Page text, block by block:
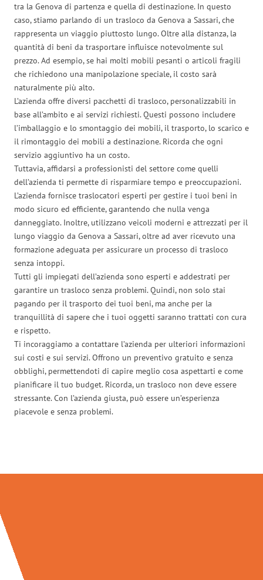
tra la Genova di partenza e quella di destinazione. In questo
caso, stiamo parlando di un trasloco da Genova a Sassari, che
rappresenta un viaggio piuttosto lungo. Oltre alla distanza, la
quantità di beni da trasportare influisce notevolmente sul
prezzo. Ad esempio, se hai molti mobili pesanti o articoli fragili
che richiedono una manipolazione speciale, il costo sarà
naturalmente più alto.
L’azienda offre diversi pacchetti di trasloco, personalizzabili in
base all’ambito e ai servizi richiesti. Questi possono includere
l’imballaggio e lo smontaggio dei mobili, il trasporto, lo scarico e
il rimontaggio dei mobili a destinazione. Ricorda che ogni
servizio aggiuntivo ha un costo.
Tuttavia, affidarsi a professionisti del settore come quelli
dell’azienda ti permette di risparmiare tempo e preoccupazioni.
L’azienda fornisce traslocatori esperti per gestire i tuoi beni in
modo sicuro ed efficiente, garantendo che nulla venga
danneggiato. Inoltre, utilizzano veicoli moderni e attrezzati per il
lungo viaggio da Genova a Sassari, oltre ad aver ricevuto una
formazione adeguata per assicurare un processo di trasloco
senza intoppi.
Tutti gli impiegati dell’azienda sono esperti e addestrati per
garantire un trasloco senza problemi. Quindi, non solo stai
pagando per il trasporto dei tuoi beni, ma anche per la
tranquillità di sapere che i tuoi oggetti saranno trattati con cura
e rispetto.
Ti incoraggiamo a contattare l’azienda per ulteriori informazioni
sui costi e sui servizi. Offrono un preventivo gratuito e senza
obblighi, permettendoti di capire meglio cosa aspettarti e come
pianificare il tuo budget. Ricorda, un trasloco non deve essere
stressante. Con l’azienda giusta, può essere un’esperienza
piacevole e senza problemi.